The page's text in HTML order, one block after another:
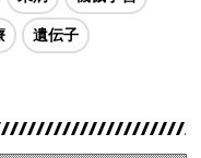
遺伝子